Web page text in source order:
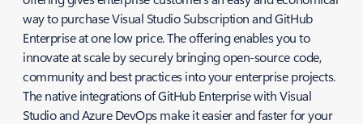
way to purchase Visual Studio Subscription and GitHub
Enterprise at one low price. The offering enables you to
innovate at scale by securely bringing open-source code,
community and best practices into your enterprise projects.
The native integrations of GitHub Enterprise with Visual
Studio and Azure DevOps make it easier and faster for your